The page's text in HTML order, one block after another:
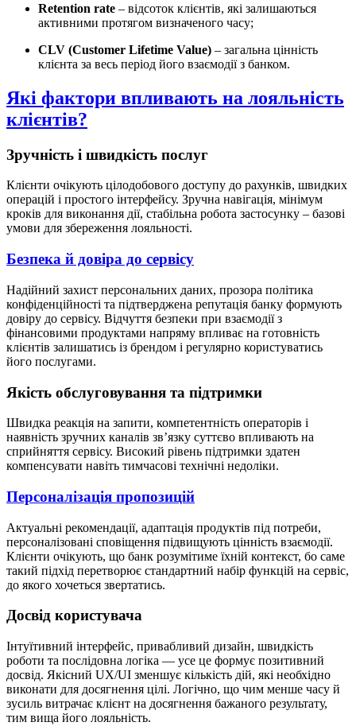
Retention rate – відсоток клієнтів, які залишаються
активними протягом визначеного часу;
CLV (Customer Lifetime Value) – загальна цінність
клієнта за весь період його взаємодії з банком.
Які фактори впливають на лояльність
клієнтів?
Зручність і швидкість послуг
Клієнти очікують цілодобового доступу до рахунків, швидких
операцій і простого інтерфейсу. Зручна навігація, мінімум
кроків для виконання дії, стабільна робота застосунку – базові
умови для збереження лояльності.
Безпека й довіра до сервісу
Надійний захист персональних даних, прозора політика
конфіденційності та підтверджена репутація банку формують
довіру до сервісу. Відчуття безпеки при взаємодії з
фінансовими продуктами напряму впливає на готовність
клієнтів залишатись із брендом і регулярно користуватись
його послугами.
Якість обслуговування та підтримки
Швидка реакція на запити, компетентність операторів і
наявність зручних каналів зв’язку суттєво впливають на
сприйняття сервісу. Високий рівень підтримки здатен
компенсувати навіть тимчасові технічні недоліки.
Персоналізація пропозицій
Актуальні рекомендації, адаптація продуктів під потреби,
персоналізовані сповіщення підвищують цінність взаємодії.
Клієнти очікують, що банк розумітиме їхній контекст, бо саме
такий підхід перетворює стандартний набір функцій на сервіс,
до якого хочеться звертатись.
Досвід користувача
Інтуїтивний інтерфейс, привабливий дизайн, швидкість
роботи та послідовна логіка — усе це формує позитивний
досвід. Якісний UX/UI зменшує кількість дій, які необхідно
виконати для досягнення цілі. Логічно, що чим менше часу й
зусиль витрачає клієнт на досягнення бажаного результату,
тим вища його лояльність.